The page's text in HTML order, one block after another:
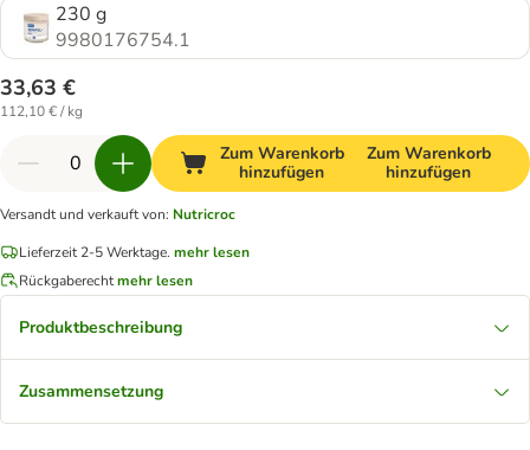
230 g
9980176754.1
33,63 €
112,10 € / kg
Zum Warenkorb
hinzufügen
Zum Warenkorb
hinzufügen
Versandt und verkauft von: Nutricroc
Lieferzeit 2-5 Werktage. mehr lesen
Rückgaberechtmehr lesen
Produktbeschreibung
Zusammensetzung